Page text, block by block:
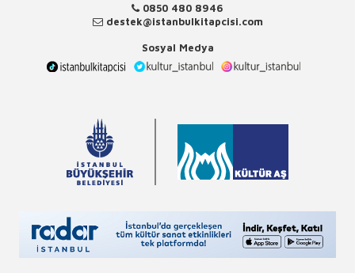
0850 480 8946
destek@istanbulkitapcisi.com
Sosyal Medya